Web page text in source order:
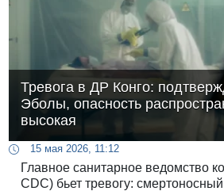
Тревога в ДР Конго:
Эболы, опасность
высокая
15 мая 2026, 11:12
Главное санитарное ведомство
CDC) бьет тревогу: